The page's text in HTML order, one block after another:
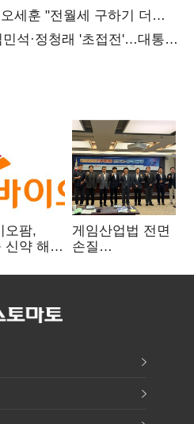
세훈 "전월세 구하기 더
석·정청래 '초접전'…대통령
오팜,
신약 해외
신약 개발
게임산업법 전면
손질
규제 걷고